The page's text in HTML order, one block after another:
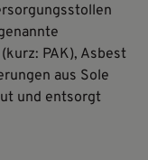
PAK), Asbest
aus Sole
und entsorgt